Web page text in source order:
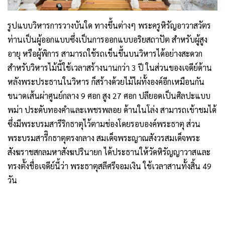
รูปแบบวิหารการวางบันใด ทางขึ้นต่างๆ พระครูหิรัญอาวาสวัตร
ท่านเป็นผู้ออกแบบซึ่งเป็นการออกแบบอริยสถาปัต สำหรับผู้สูง
อายุ หรือผู้พิการ สามารถใช้รถเข็นขึ้นบนวิหารได้อย่างสะดวก
สำหรับวิหารไม้นี้ใช้เวลาสร้างนานกว่า 3 ปี ในส่วนของเจดีย์ด้าน
หลังพระประธานในวิหาร ก็สร้างด้วยไม้ไผ่ทั้งองค์อีกเหมือนกัน
ขนาดเส้นผ่าศูนย์กลาง 9 ศอก สูง 27 ศอก ปลียอดเป็นศิลปะแบบ
พม่า ประดับทองคำและเพชรพลอย ด้านในโล่ง สามารถเข้าชมได้
ซึ่งมีพระบรมสารีริกธาตุไว้ตามช่องโดยรอบองค์พระธาตุ ส่วน
พระบรมสารีิกธาตุตรงกลาง สมเด็จพระญาณสังวรสมเด็จพระ
สังฆราชสกลมหาสังฆปรินายก ได้ประธานให้วัดหิรัญญาวาสและ
ทรงตั้งชื่อเจดีย์นี้ว่า พระธาตุสลีศรีจอมเงิน ใช้เวลาสานทั้งสิ้น 49
วัน